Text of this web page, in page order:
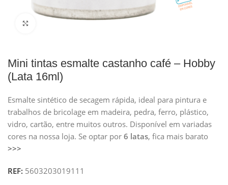
Clique para ampliar
Mini tintas esmalte castanho café – Hobby
(Lata 16ml)
Esmalte sintético de secagem rápida, ideal para pintura e
trabalhos de bricolage em madeira, pedra, ferro, plástico,
vidro, cartão, entre muitos outros. Disponível em variadas
cores na nossa loja. Se optar por6 latas, fica mais barato
>>>
REF: 5603203019111